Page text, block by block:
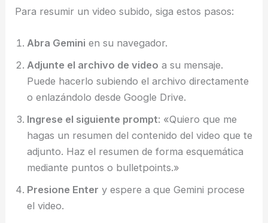
Para resumir un video subido, siga estos pasos:
Abra Gemini en su navegador.
Adjunte el archivo de video a su mensaje.
Puede hacerlo subiendo el archivo directamente
o enlazándolo desde Google Drive.
Ingrese el siguiente prompt: «Quiero que me
hagas un resumen del contenido del video que te
adjunto. Haz el resumen de forma esquemática
mediante puntos o bulletpoints.»
Presione Enter y espere a que Gemini procese
el video.